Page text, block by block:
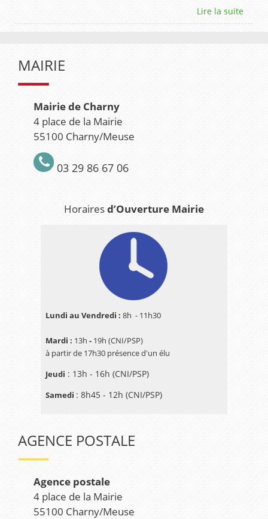
MAIRIE
Mairie de Charny
4 place de la Mairie
55100 Charny/Meuse
03 29 86 67 06
Horairesd’Ouverture Mairie
Lundi au Vendredi :8h - 11h30
Mardi : 13h- 19h (CNI/PSP)
à partir de 17h30 présence d'un élu
Jeudi : 13h - 16h (CNI/PSP)
Samedi : 8h45 - 12h (CNI/PSP)
AGENCE POSTALE
Agence postale
4 place de la Mairie
55100 Charny/Meuse